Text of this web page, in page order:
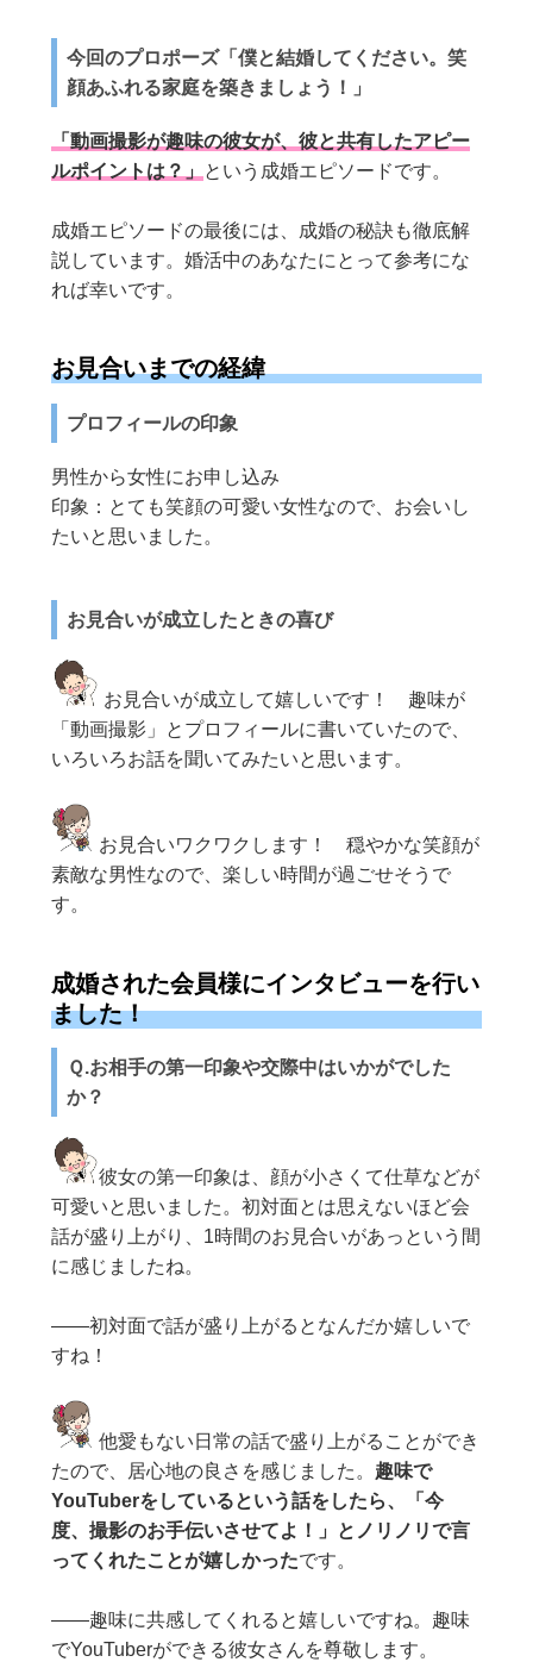
今回のプロポーズ「僕と結婚してください。笑
顔あふれる家庭を築きましょう！」
「動画撮影が趣味の彼女が、彼と共有したアピー
ルポイントは？」
という成婚エピソードです。
成婚エピソードの最後には、成婚の秘訣も徹底解
説しています。婚活中のあなたにとって参考にな
れば幸いです。
お見合いまでの経緯
プロフィールの印象
男性から女性にお申し込み
印象：とても笑顔の可愛い女性なので、お会いし
たいと思いました。
お見合いが成立したときの喜び
お見合いが成立して嬉しいです！ 趣味が
「動画撮影」とプロフィールに書いていたので、
いろいろお話を聞いてみたいと思います。
お見合いワクワクします！ 穏やかな笑顔が
素敵な男性なので、楽しい時間が過ごせそうで
す。
成婚された会員様にインタビューを行い
ました！
Ｑ.お相手の第一印象や交際中はいかがでした
か？
彼女の第一印象は、顔が小さくて仕草などが
可愛いと思いました。初対面とは思えないほど会
話が盛り上がり、1時間のお見合いがあっという間
に感じましたね。
——初対面で話が盛り上がるとなんだか嬉しいで
すね！
他愛もない日常の話で盛り上がることができ
たので、居心地の良さを感じました。 趣味で
YouTuberをしているという話をしたら、「今
度、撮影のお手伝いさせてよ！」とノリノリで言
ってくれたことが嬉しかったです。
——趣味に共感してくれると嬉しいですね。趣味
でYouTuberができる彼女さんを尊敬します。